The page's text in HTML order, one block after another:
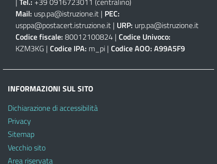
Mail: usp.pa@istruzione.it | PEC:
usppa@postacert.istruzione.it | URP: urp.pa@istruzione.it
Codice fiscale: 80012100824 | Codice Univoco:
KZM3KG | Codice IPA: m_pi | Codice AOO: A99A5F9
INFORMAZIONI SUL SITO
Dichiarazione di accessibilità
Privacy
Sitemap
Vecchio sito
Area riservata